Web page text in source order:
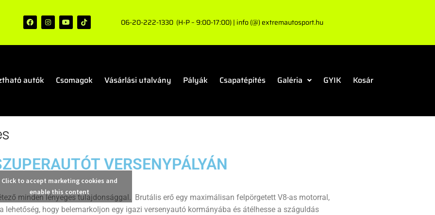
06-20-222-1330 (H-P – 9:00-17:00) | info (@) extremautosport.hu
autók Csomagok Vásárlási utalvány Pályák Csapatépítés Galéria GYIK Kosár
VERSENYPÁLYÁN
Click to accept marketing cookies and
enable this content
minden lényeges tulajdonsággal. Brutális erő egy maximálisan felpörgetett V8-as motorral,
hogy belemarkoljon egy igazi versenyautó kormányába és átélhesse a száguldás